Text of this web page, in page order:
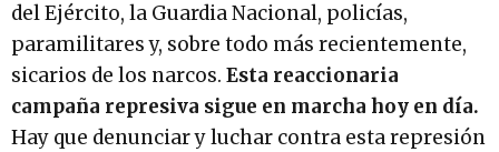
del Ejército, la Guardia Nacional, policías,
paramilitares y, sobre todo más recientemente,
sicarios de los narcos. Esta reaccionaria
campaña represiva sigue en marcha hoy en día.
Hay que denunciar y luchar contra esta represión